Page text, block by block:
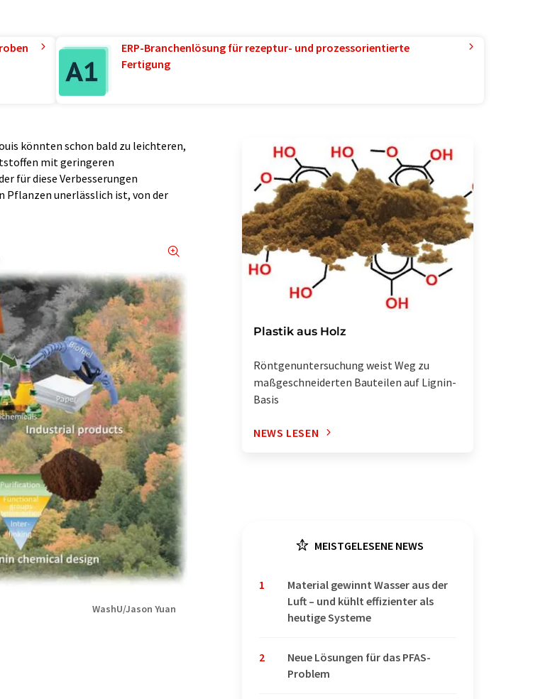
ERP-Branchenlösung für rezeptur- und prozessorientierte
Fertigung
könnten schon bald zu leichteren,
mit geringeren
für diese Verbesserungen
Pflanzen unerlässlich ist, von der
WashU/Jason Yuan
Plastik aus Holz
Röntgenuntersuchung weist Weg zu
maßgeschneiderten Bauteilen auf Lignin-
Basis
NEWS LESEN
MEISTGELESENE NEWS
1
Material gewinnt Wasser aus der
Luft – und kühlt effizienter als
heutige Systeme
2
Neue Lösungen für das PFAS-
Problem